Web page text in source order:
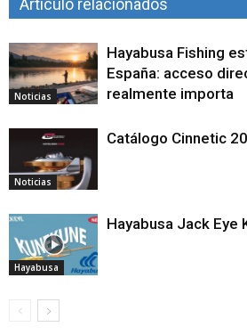
Artículo relacionados
Noticias
Hayabusa Fishing
España: acceso
realmente importa
Noticias
Catálogo Cinnetic
Hayabusa
Hayabusa Jack Eye